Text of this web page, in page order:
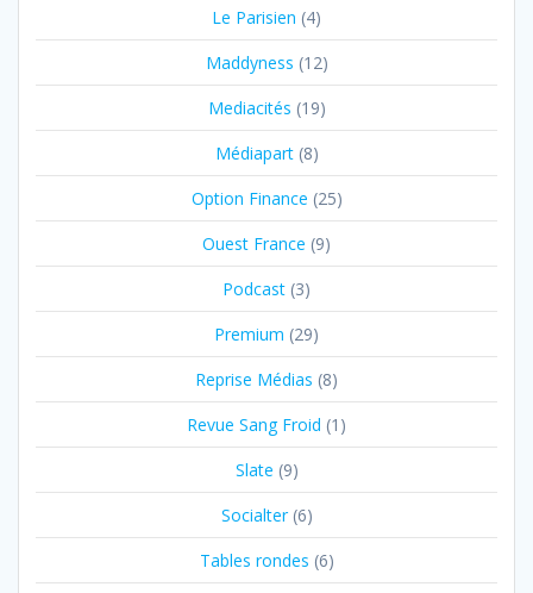
Le Parisien (4)
Maddyness (12)
Mediacités (19)
Médiapart(8)
Option Finance (25)
Ouest France (9)
Podcast (3)
Premium (29)
Reprise Médias (8)
Revue Sang Froid (1)
Slate (9)
Socialter(6)
Tables rondes (6)